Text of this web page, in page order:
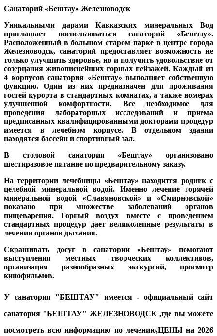
Санаторий «Бештау» Железноводск
Уникальными дарами Кавказских минеральных Вод
приглашает воспользоваться санаторий «Бештау».
Расположенный в большом старом парке в центре города
Железноводск, санаторий предоставляет возможность не
только улучшить здоровье, но и получить удовольствие от
созерцания живописнейших горных пейзажей. Каждый из
4 корпусов санатория «Бештау» выполняет собственную
функцию. Один из них предназначен для проживания
гостей курорта в стандартных комнатах, а также номерах
улучшенной комфортности. Все необходимое для
проведения лабораторных исследований и приема
предписанных квалифицированными докторами процедур
имеется в лечебном корпусе. В отдельном здании
находятся бассейн и спортивный зал.
В столовой санатория «Бештау» организовано
шестиразовое питание по предварительному заказу.
На территории лечебницы «Бештау» находится родник с
целебной минеральной водой. Именно лечение горячей
минеральной водой «Славяновской» и «Смирновской»
показано при множестве заболеваний органов
пищеварения. Горный воздух вместе с проведением
стандартных процедур дает великолепные результаты в
лечении органов дыхания.
Скрашивать досуг в санатории «Бештау» помогают
выступления местных творческих коллективов,
организация разнообразных экскурсий, просмотр
кинофильмов.
У санатория "БЕШТАУ" имеется - официальный сайт
санатория "БЕШТАУ" ЖЕЛЕЗНОВОДСК ,где вы можете
посмотреть всю информацию по лечению,ЦЕНЫ на 2026